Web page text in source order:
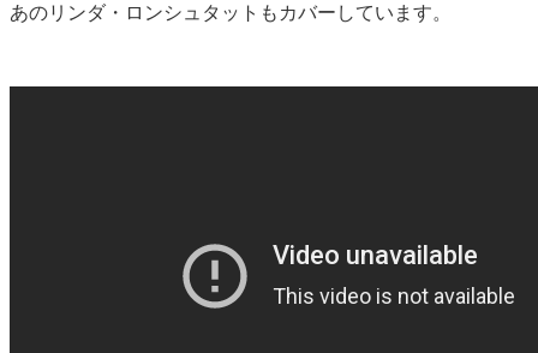
あのリンダ・ロンシュタットもカバーしています。